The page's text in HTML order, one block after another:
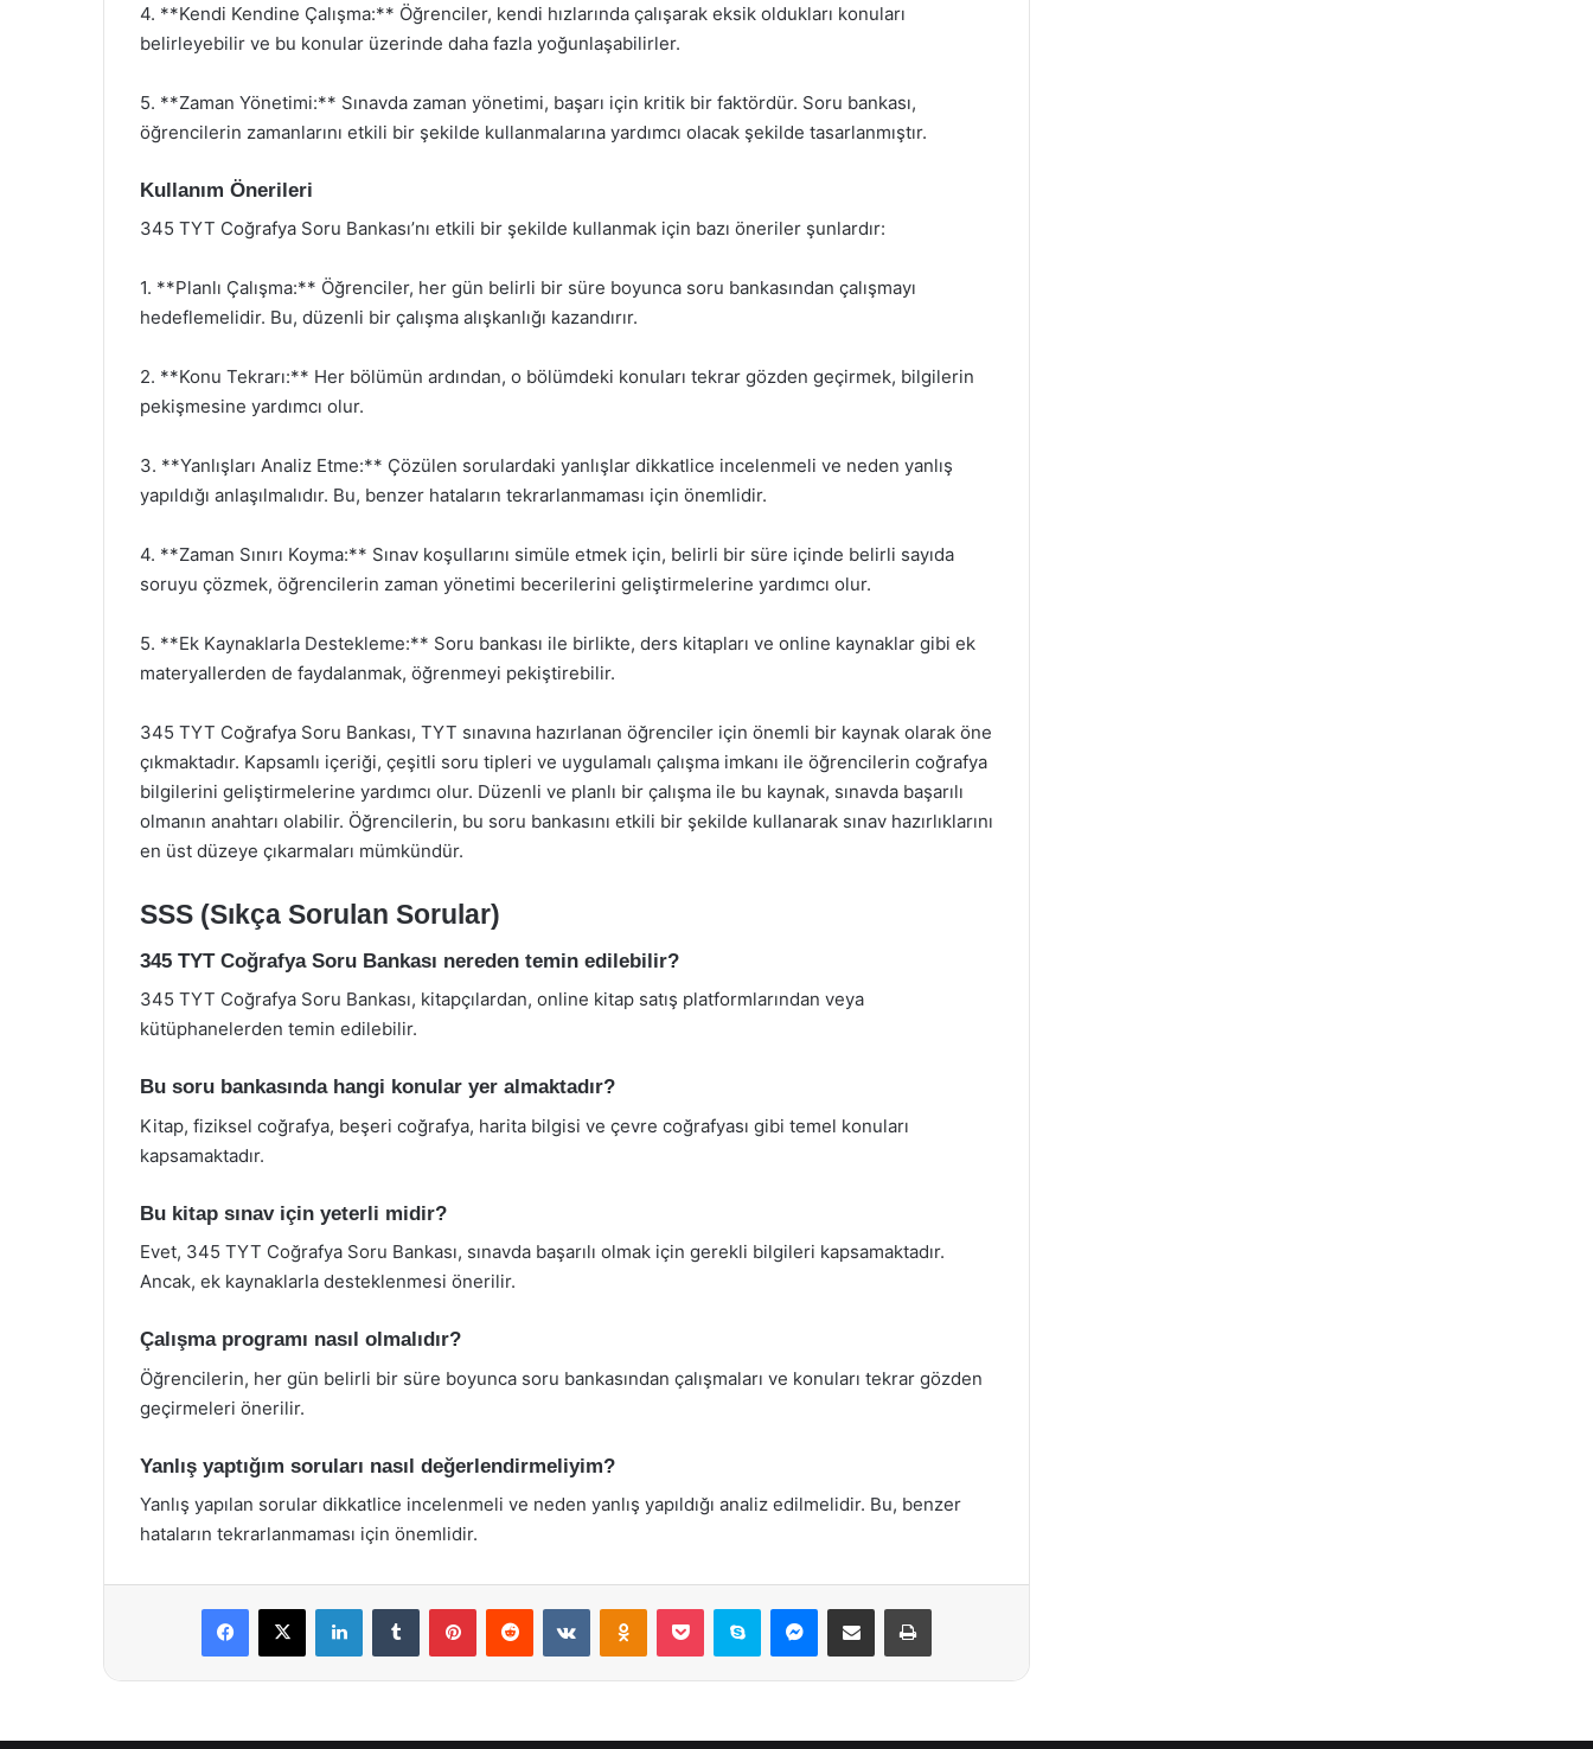
4. **Kendi Kendine Çalışma:** Öğrenciler, kendi hızlarında çalışarak eksik oldukları konuları
belirleyebilir ve bu konular üzerinde daha fazla yoğunlaşabilirler.
5. **Zaman Yönetimi:** Sınavda zaman yönetimi, başarı için kritik bir faktördür. Soru bankası,
öğrencilerin zamanlarını etkili bir şekilde kullanmalarına yardımcı olacak şekilde tasarlanmıştır.
Kullanım Önerileri
345 TYT Coğrafya Soru Bankası’nı etkili bir şekilde kullanmak için bazı öneriler şunlardır:
1. **Planlı Çalışma:** Öğrenciler, her gün belirli bir süre boyunca soru bankasından çalışmayı
hedeflemelidir. Bu, düzenli bir çalışma alışkanlığı kazandırır.
2. **Konu Tekrarı:** Her bölümün ardından, o bölümdeki konuları tekrar gözden geçirmek, bilgilerin
pekişmesine yardımcı olur.
3. **Yanlışları Analiz Etme:** Çözülen sorulardaki yanlışlar dikkatlice incelenmeli ve neden yanlış
yapıldığı anlaşılmalıdır. Bu, benzer hataların tekrarlanmaması için önemlidir.
4. **Zaman Sınırı Koyma:** Sınav koşullarını simüle etmek için, belirli bir süre içinde belirli sayıda
soruyu çözmek, öğrencilerin zaman yönetimi becerilerini geliştirmelerine yardımcı olur.
5. **Ek Kaynaklarla Destekleme:** Soru bankası ile birlikte, ders kitapları ve online kaynaklar gibi ek
materyallerden de faydalanmak, öğrenmeyi pekiştirebilir.
345 TYT Coğrafya Soru Bankası, TYT sınavına hazırlanan öğrenciler için önemli bir kaynak olarak öne
çıkmaktadır. Kapsamlı içeriği, çeşitli soru tipleri ve uygulamalı çalışma imkanı ile öğrencilerin coğrafya
bilgilerini geliştirmelerine yardımcı olur. Düzenli ve planlı bir çalışma ile bu kaynak, sınavda başarılı
olmanın anahtarı olabilir. Öğrencilerin, bu soru bankasını etkili bir şekilde kullanarak sınav hazırlıklarını
en üst düzeye çıkarmaları mümkündür.
SSS (Sıkça Sorulan Sorular)
345 TYT Coğrafya Soru Bankası nereden temin edilebilir?
345 TYT Coğrafya Soru Bankası, kitapçılardan, online kitap satış platformlarından veya
kütüphanelerden temin edilebilir.
Bu soru bankasında hangi konular yer almaktadır?
Kitap, fiziksel coğrafya, beşeri coğrafya, harita bilgisi ve çevre coğrafyası gibi temel konuları
kapsamaktadır.
Bu kitap sınav için yeterli midir?
Evet, 345 TYT Coğrafya Soru Bankası, sınavda başarılı olmak için gerekli bilgileri kapsamaktadır.
Ancak, ek kaynaklarla desteklenmesi önerilir.
Çalışma programı nasıl olmalıdır?
Öğrencilerin, her gün belirli bir süre boyunca soru bankasından çalışmaları ve konuları tekrar gözden
geçirmeleri önerilir.
Yanlış yaptığım soruları nasıl değerlendirmeliyim?
Yanlış yapılan sorular dikkatlice incelenmeli ve neden yanlış yapıldığı analiz edilmelidir. Bu, benzer
hataların tekrarlanmaması için önemlidir.
Facebook
X LinkedInTumblr PinterestReddit VKontakteOdnoklassniki
Pocket Skype Messenger
E-Posta ile paylaş Yazdır